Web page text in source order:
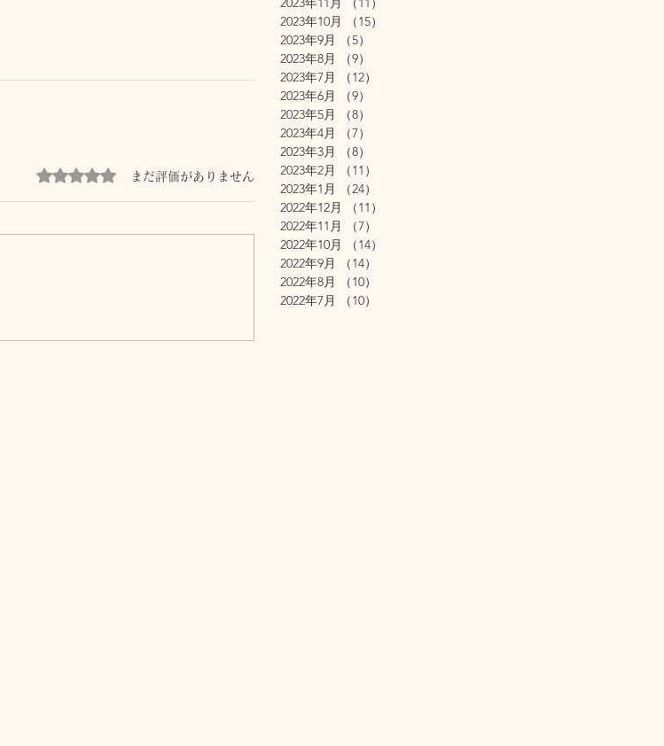
5つ星のうち0と評価されています。
まだ評価がありません
2023年10月
（15）
2023年9月
（5）
2023年8月
（9）
2023年7月
（12）
2023年6月
（9）
2023年5月
（8）
2023年4月
（7）
2023年3月
（8）
2023年2月
（11）
2023年1月
（24）
2022年12月
（11）
2022年11月
（7）
2022年10月
（14）
2022年9月
（14）
2022年8月
（10）
2022年7月
（10）